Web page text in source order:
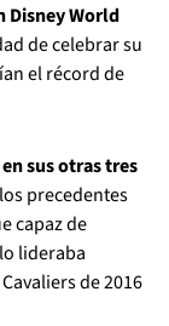
Disney World
de celebrar su
el récord de
sus otras tres
precedentes
capaz de
lideraba
de 2016